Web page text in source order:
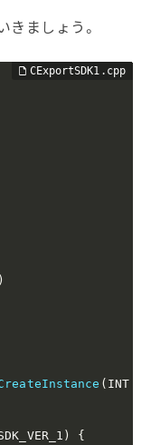
きましょう。
)
( INT
)
{